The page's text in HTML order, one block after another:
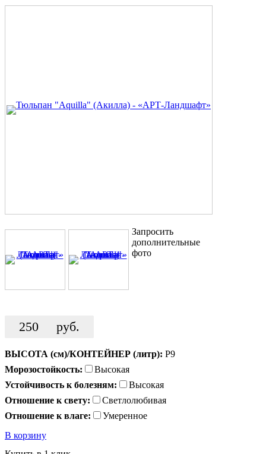
Запросить
дополнительные
фото
250 руб.
ВЫСОТА (см)/КОНТЕЙНЕР (литр): Р9
Морозостойкость:
Высокая
Устойчивость к болезням:
Высокая
Отношение к свету:
Светлолюбивая
Отношение к влаге:
Умеренное
В корзину